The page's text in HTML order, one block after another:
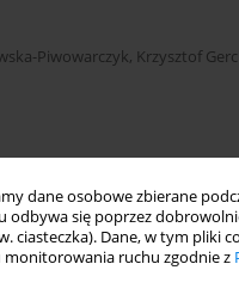
dane osobowe zbierane
odbywa się poprzez
ciasteczka). Dane, w tym pliki
monitorowania ruchu zgodnie z
Piwowarczyk, Krzysztof Gerc